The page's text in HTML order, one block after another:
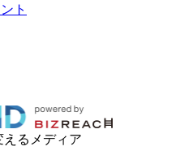
ト
るメディア